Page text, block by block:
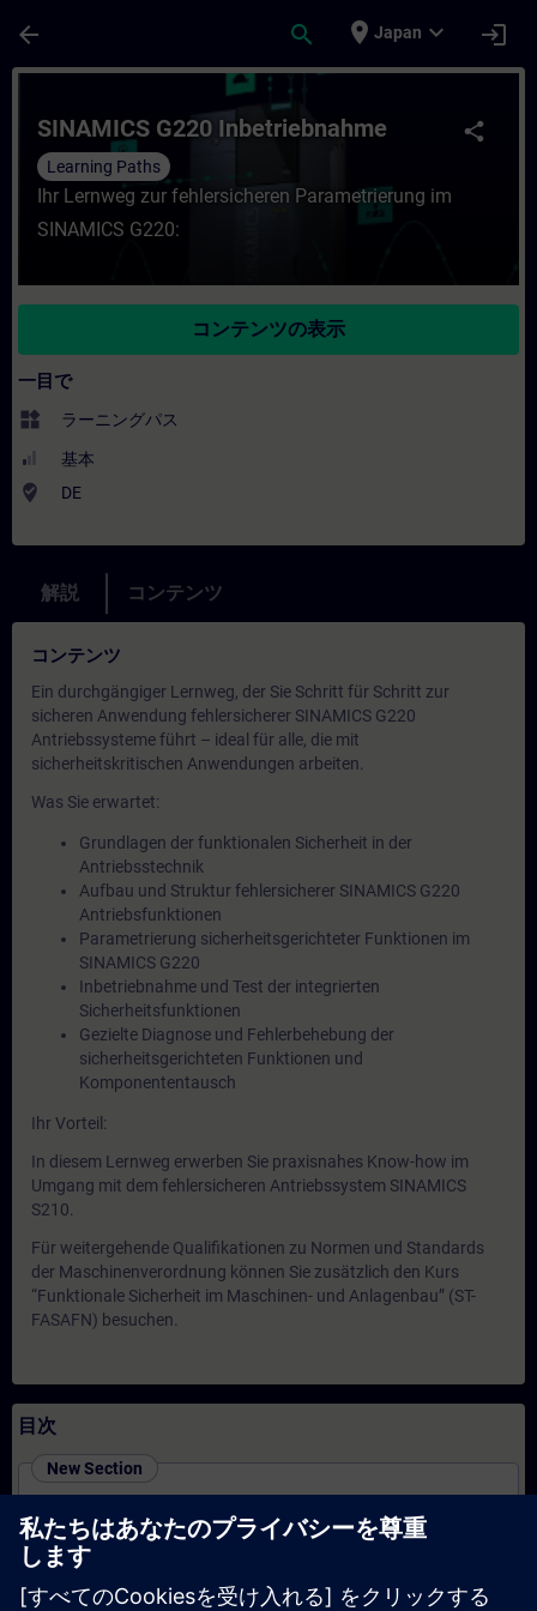
arrow_back search place Japan expand_more login
コース - SINAMICS G220
share
SINAMICS G220 Inbetriebnahme
Learning Paths
Ihr Lernweg zur fehlersicheren Parametrierung im
SINAMICS G220:
コンテンツの表示
一目で
widgets ラーニングパス
基本
where_to_vote DE
解説 コンテンツ
コンテンツ
Ein durchgängiger Lernweg, der Sie Schritt für Schritt zur
sicheren Anwendung fehlersicherer SINAMICS G220
Antriebssysteme führt – ideal für alle, die mit
sicherheitskritischen Anwendungen arbeiten.
Was Sie erwartet:
Grundlagen der funktionalen Sicherheit in der
Antriebsstechnik
Aufbau und Struktur fehlersicherer SINAMICS G220
Antriebsfunktionen
Parametrierung sicherheitsgerichteter Funktionen im
SINAMICS G220
Inbetriebnahme und Test der integrierten
Sicherheitsfunktionen
Gezielte Diagnose und Fehlerbehebung der
sicherheitsgerichteten Funktionen und
Komponententausch
Ihr Vorteil:
In diesem Lernweg erwerben Sie praxisnahes Know-how im
Umgang mit dem fehlersicheren Antriebssystem SINAMICS
S210.
Für weitergehende Qualifikationen zu Normen und Standards
der Maschinenverordnung können Sie zusätzlich den Kurs
“Funktionale Sicherheit im Maschinen- und Anlagenbau” (ST-
FASAFN) besuchen.
目次
New Section
SINAMICS G220 - Inbetriebnahme und Service
(Präsenz-Training)